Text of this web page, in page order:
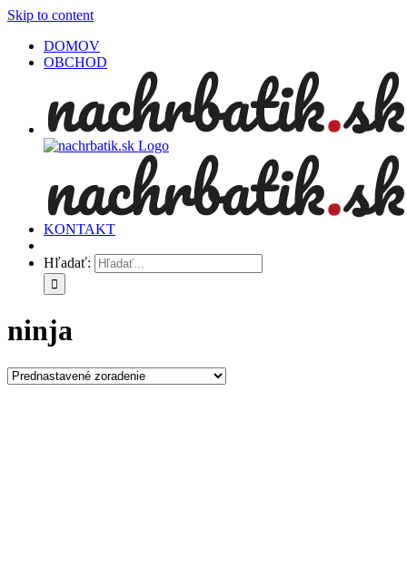
Skip to content
DOMOV
OBCHOD
KONTAKT
Hľadať:
ninja